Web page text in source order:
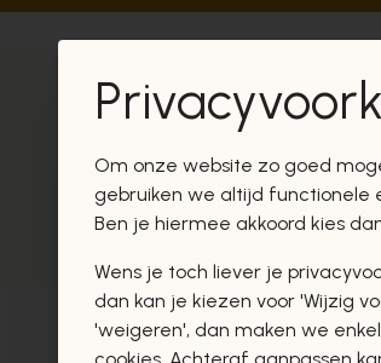
Om onze website zo goed
gebruiken we altijd functionele
Ben je hiermee akkoord kies
Wens je toch liever je
dan kan je kiezen voor 'Wijzig
'weigeren', dan maken we
cookies. Achteraf aanpassen